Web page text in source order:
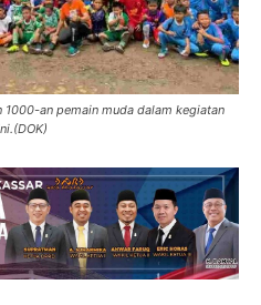
an pemain muda dalam kegiatan